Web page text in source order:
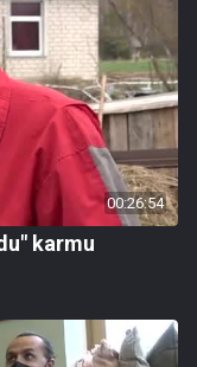
00:26:54
karmu